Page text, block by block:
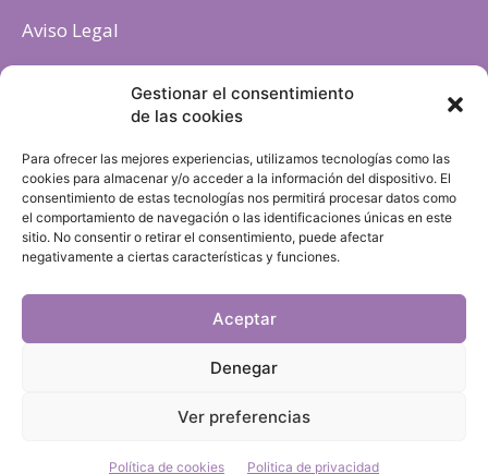
Gestionar el consentimiento
de las cookies
Para ofrecer las mejores experiencias, utilizamos tecnologías como las
cookies para almacenar y/o acceder a la información del dispositivo. El
consentimiento de estas tecnologías nos permitirá procesar datos como
el comportamiento de navegación o las identificaciones únicas en este
sitio. No consentir o retirar el consentimiento, puede afectar
negativamente a ciertas características y funciones.
Aceptar
Denegar
Ver preferencias
Política de cookies Politica de privacidad
Aviso Legal
Política de cookies